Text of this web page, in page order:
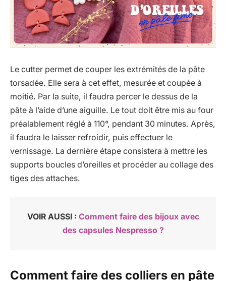
Le cutter permet de couper les extrémités de la pâte
torsadée. Elle sera à cet effet, mesurée et coupée à
moitié. Par la suite, il faudra percer le dessus de la
pâte à l’aide d’une aiguille. Le tout doit être mis au four
préalablement réglé à 110°, pendant 30 minutes. Après,
il faudra le laisser refroidir, puis effectuer le
vernissage. La dernière étape consistera à mettre les
supports boucles d’oreilles et procéder au collage des
tiges des attaches.
VOIR AUSSI : Comment faire des bijoux avec
des capsules Nespresso ?
Comment faire des colliers en pâte